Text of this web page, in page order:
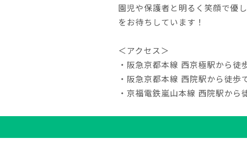
園児や保護者と明るく笑顔で優
をお待ちしています！
＜アクセス＞
・阪急京都本線 西京極駅から徒
・阪急京都本線 西院駅から徒歩
・京福電鉄嵐山本線 西院駅から